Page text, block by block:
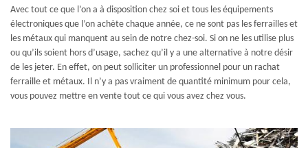
Avec tout ce que l’on a à disposition chez soi et tous les équipements
électroniques que l’on achète chaque année, ce ne sont pas les ferrailles et
les métaux qui manquent au sein de notre chez-soi. Si on ne les utilise plus
ou qu’ils soient hors d’usage, sachez qu’il y a une alternative à notre désir
de les jeter. En effet, on peut solliciter un professionnel pour un rachat
ferraille et métaux. Il n’y a pas vraiment de quantité minimum pour cela,
vous pouvez mettre en vente tout ce qui vous avez chez vous.